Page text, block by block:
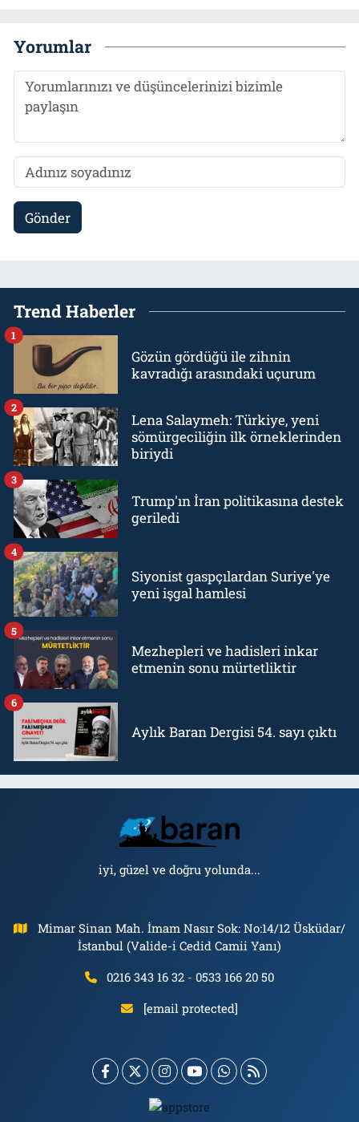
Yorumlar
Gönder
Trend Haberler
Gözün gördüğü ile zihnin
kavradığı arasındaki uçurum
1
Lena Salaymeh: Türkiye, yeni
sömürgeciliğin ilk örneklerinden
biriydi
2
Trump'ın İran politikasına destek
geriledi
3
Siyonist gaspçılardan Suriye'ye
yeni işgal hamlesi
4
Mezhepleri ve hadisleri inkar
etmenin sonu mürtetliktir
5
Aylık Baran Dergisi 54. sayı çıktı
6
iyi, güzel ve doğru yolunda...
Mimar Sinan Mah. İmam Nasır Sok: No:14/12 Üsküdar/
İstanbul (Valide-i Cedid Camii Yanı)
0216 343 16 32 - 0533 166 20 50
[email protected]